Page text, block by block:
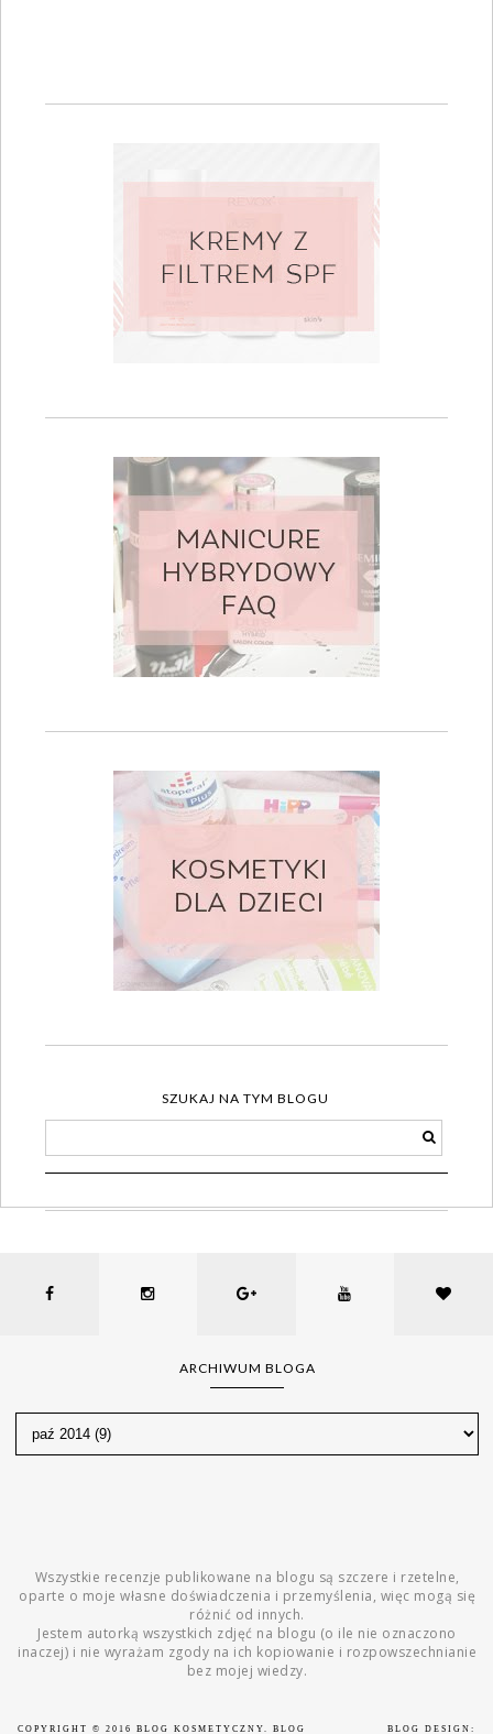
SZUKAJ NA TYM BLOGU
ARCHIWUM BLOGA
Wszystkie recenzje publikowane na blogu są szczere i rzetelne,
oparte o moje własne doświadczenia i przemyślenia, więc mogą się
różnić od innych.
Jestem autorką wszystkich zdjęć na blogu (o ile nie oznaczono
inaczej) i nie wyrażam zgody na ich kopiowanie i rozpowszechnianie
bez mojej wiedzy.
COPYRIGHT © 2016 BLOG KOSMETYCZNY. BLOG BLOG DESIGN: